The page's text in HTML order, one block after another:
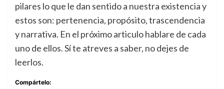
pilares lo que le dan sentido a nuestra existencia y
estos son: pertenencia, propósito, trascendencia
y narrativa. En el próximo articulo hablare de cada
uno de ellos. Sí te atreves a saber, no dejes de
leerlos.
Compártelo: